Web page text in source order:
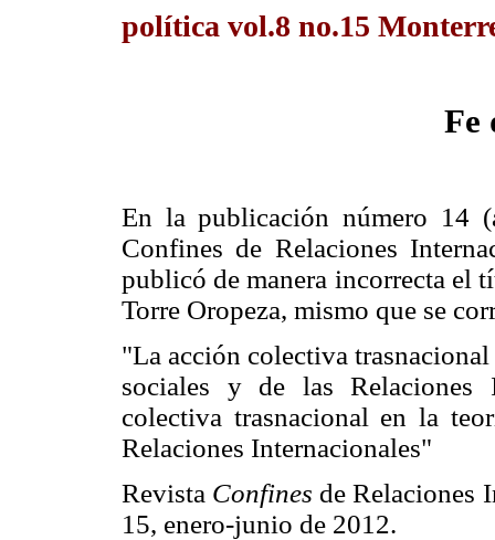
política vol.8 no.15
Fe
En la publicación número 14
Confines de Relaciones
publicó de manera incorrecta el
Torre Oropeza, mismo que se
"La acción colectiva
sociales y de las Relaciones
colectiva trasnacional en la
Relaciones Internacionales"
Revista Confines de Relaciones
15, enero-junio de 2012.